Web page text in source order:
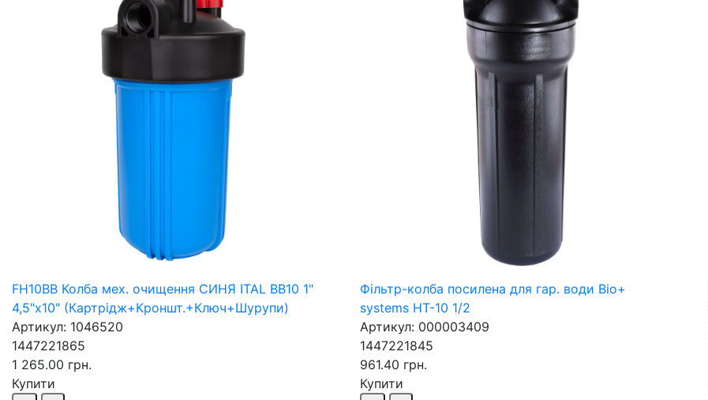
FH10BB Колба мех. очищення СИНЯ ITAL BB10 1"
4,5"х10" (Картрідж+Кроншт.+Ключ+Шурупи)
Артикул: 1046520
1447221865
1 265.00 грн.
Купити
Фільтр-колба посилена для гар. води Bio+
systems HT-10 1/2
Артикул: 000003409
1447221845
961.40 грн.
Купити